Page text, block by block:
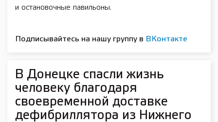
и остановочные павильоны.
Подписывайтесь на нашу группу в ВКонтакте
В Донецке спасли жизнь
человеку благодаря
своевременной доставке
дефибриллятора из Нижнего